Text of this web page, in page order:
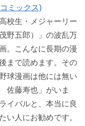
ミックス)
校生・メジャーリー
野五郎）」の波乱万
。こんなに長期の漫
まで読めます。その
球漫画は他には無い
佐藤寿也」がいま
イバルと、本当に良
い人にお勧めです。